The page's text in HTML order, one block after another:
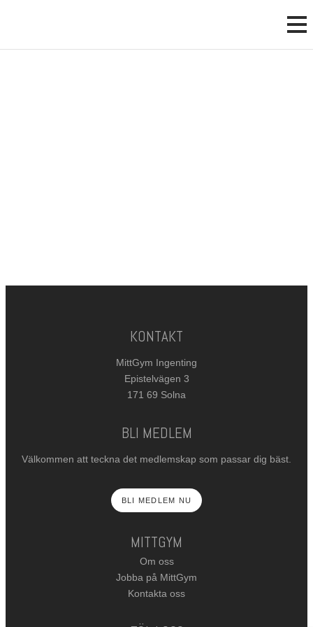
KONTAKT
MittGym Ingenting
Epistelvägen 3
171 69 Solna
BLI MEDLEM
Välkommen att teckna det medlemskap som passar dig bäst.
BLI MEDLEM NU
MITTGYM
Om oss
Jobba på MittGym
Kontakta oss